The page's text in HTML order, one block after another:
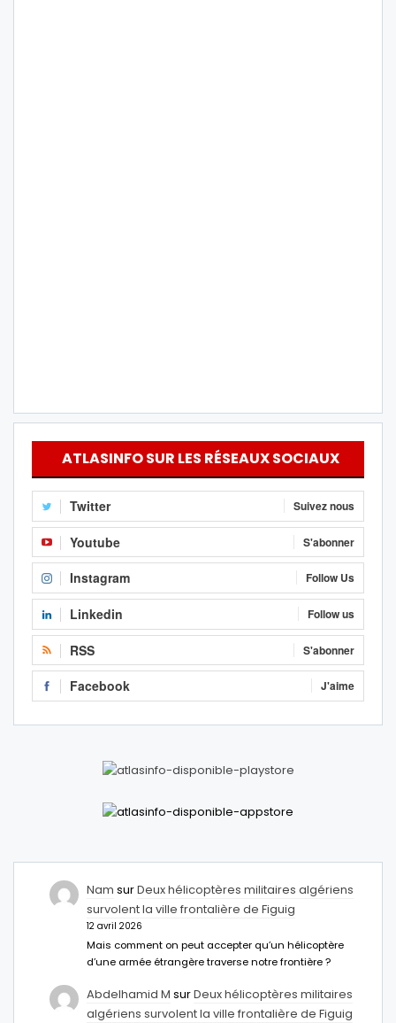
ATLASINFO SUR LES RÉSEAUX SOCIAUX
Twitter Suivez nous
Youtube S'abonner
Instagram Follow Us
Linkedin Follow us
RSS S'abonner
Facebook J'aime
Nam surDeux hélicoptères militaires algériens
survolent la ville frontalière de Figuig
12 avril 2026
Mais comment on peut accepter qu’un hélicoptère
d’une armée étrangère traverse notre frontière ?
Abdelhamid M surDeux hélicoptères militaires
algériens survolent la ville frontalière de Figuig